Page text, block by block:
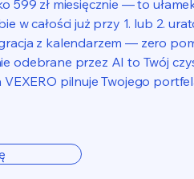
599 zł miesięcznie — to
w całości już przy 1. lub 2.
z kalendarzem — zero
odebrane przez AI to Twój
VEXERO pilnuje Twojego